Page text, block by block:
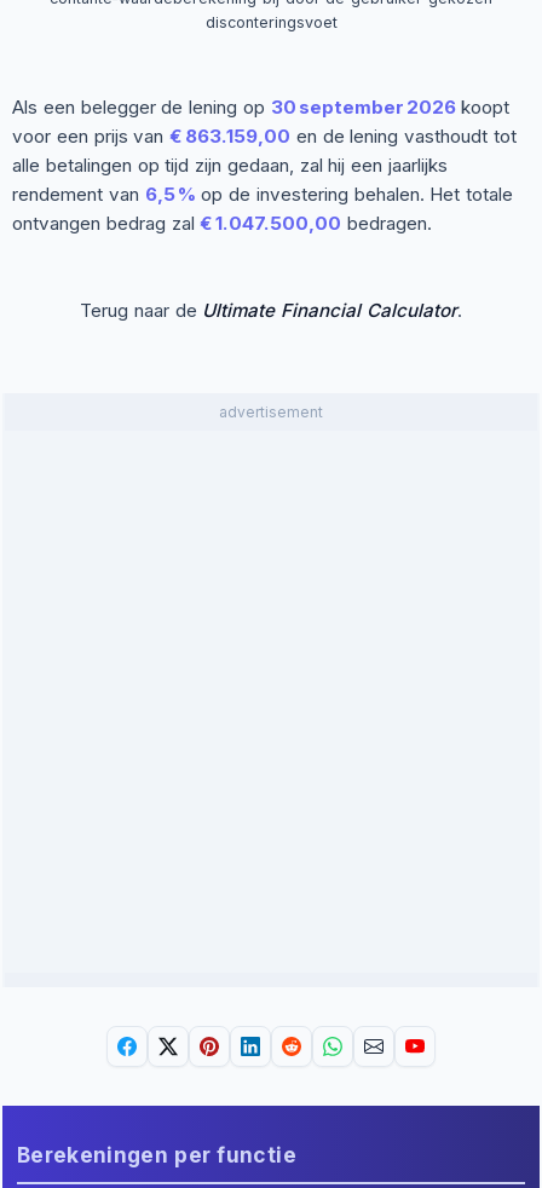
disconteringsvoet
Als een belegger de lening op 30 september 2026koopt
voor een prijs van€ 863.159,00 en de lening vasthoudt tot
alle betalingen op tijd zijn gedaan, zal hij een jaarlijks
rendement van 6,5 % op de investering behalen. Het totale
ontvangen bedrag zal€ 1.047.500,00 bedragen.
Terug naar de Ultimate Financial Calculator.
advertisement
Berekeningen per functie